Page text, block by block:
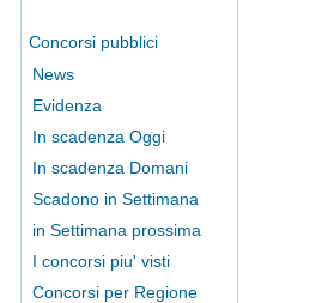
Concorsi pubblici
News
Evidenza
In scadenza Oggi
In scadenza Domani
Scadono in Settimana
in Settimana prossima
I concorsi piu' visti
Concorsi per Regione